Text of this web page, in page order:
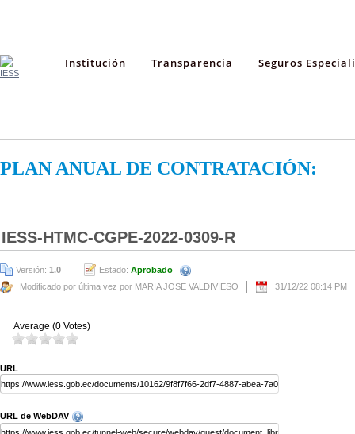
Institución Transparencia Seguros
PLAN ANUAL DE CONTRATACIÓN:
IESS-HTMC-CGPE-2022-0309-R
Versión: 1.0 Estado: Aprobado
Modificado por última vez por MARIA JOSE VALDIVIESO
31/12/22 08:14 PM
Average (0 Votes)
URL
URL de WebDAV